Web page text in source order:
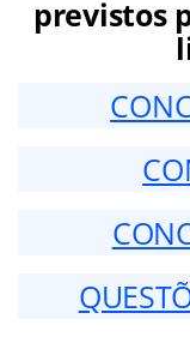
previstos